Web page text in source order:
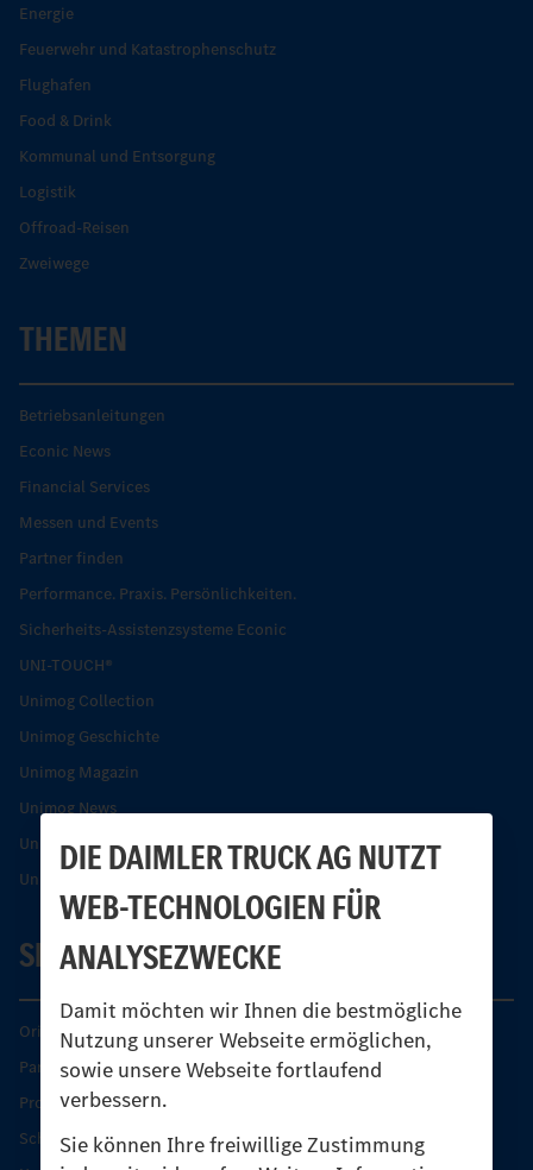
DIE DAIMLER TRUCK AG NUTZT
WEB-TECHNOLOGIEN FÜR
ANALYSEZWECKE
Damit möchten wir Ihnen die bestmögliche
Nutzung unserer Webseite ermöglichen,
sowie unsere Webseite fortlaufend
verbessern.
Sie können Ihre freiwillige Zustimmung
Energie
Feuerwehr und Katastrophenschutz
Flughafen
Food & Drink
Kommunal und Entsorgung
Logistik
Offroad-Reisen
Zweiwege
THEMEN
Betriebsanleitungen
Econic News
Financial Services
Messen und Events
Partner finden
Performance. Praxis. Persönlichkeiten.
Sicherheits-Assistenzsysteme Econic
UNI-TOUCH®
Unimog Collection
Unimog Geschichte
Unimog Magazin
Unimog News
Unimog Partner-Portal
Unimog Sicherheit
SERVICE
Original-Teile
Partner finden
Produkt-Highlights
Schutz und Werterhalt